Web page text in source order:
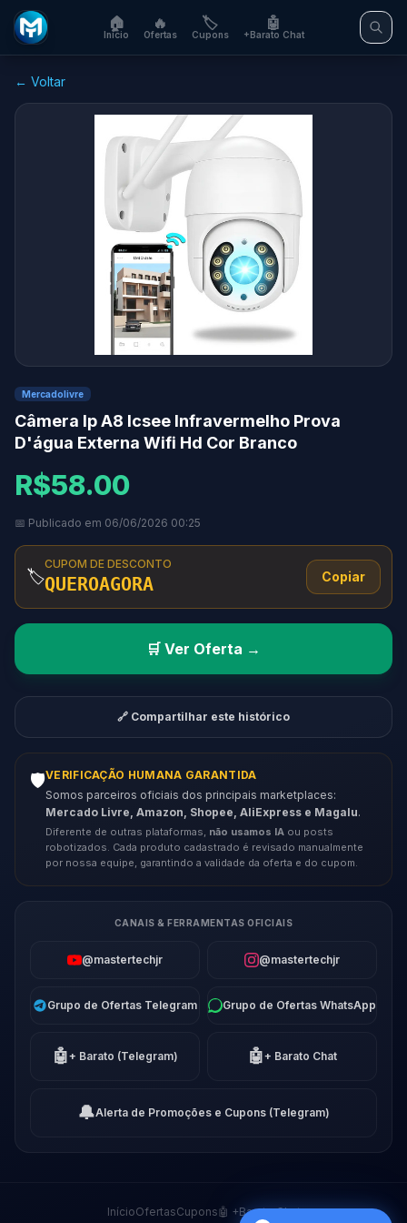
🏠
Início
🔥
Ofertas
🏷️
Cupons
🤖
+Barato Chat
← Voltar
Mercadolivre
Câmera Ip A8 Icsee Infravermelho Prova
D'água Externa Wifi Hd Cor Branco
R$58.00
📅 Publicado em 06/06/2026 00:25
🏷️
CUPOM DE DESCONTO
QUEROAGORA Copiar
🛒 Ver Oferta →
🔗 Compartilhar este histórico
🛡️VERIFICAÇÃO HUMANA GARANTIDA
Somos parceiros oficiais dos principais marketplaces:
Mercado Livre, Amazon, Shopee, AliExpress e Magalu.
Diferente de outras plataformas, não usamos IA ou posts
robotizados. Cada produto cadastrado é revisado manualmente
por nossa equipe, garantindo a validade da oferta e do cupom.
CANAIS & FERRAMENTAS OFICIAIS
@mastertechjr @mastertechjr
Grupo de Ofertas Telegram Grupo de Ofertas WhatsApp
🤖+ Barato (Telegram) 🤖+ Barato Chat
🔔Alerta de Promoções e Cupons (Telegram)
InícioOfertasCupons🤖 +Barato Chat